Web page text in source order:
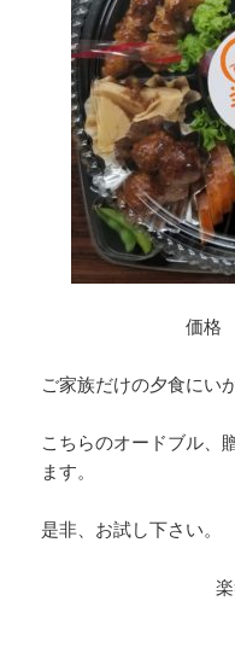
価格
ご家族だけの夕食にい
こちらのオードブル、
ます。
是非、お試し下さい。